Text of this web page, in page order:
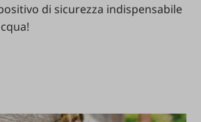
di sicurezza indispensabile